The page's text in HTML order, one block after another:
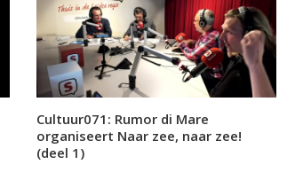
Cultuur071: Rumor di Mare
organiseert Naar zee, naar zee!
(deel 1)